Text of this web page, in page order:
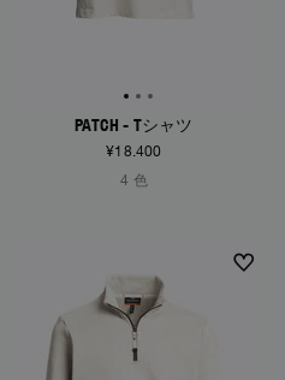
PATCH - Tシャツ
¥18.400
4 色